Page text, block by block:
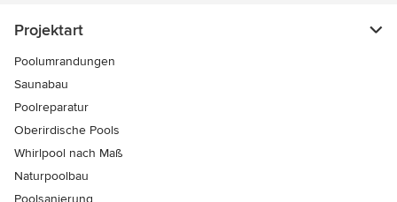
Projektart
Poolumrandungen
Saunabau
Poolreparatur
Oberirdische Pools
Whirlpool nach Maß
Naturpoolbau